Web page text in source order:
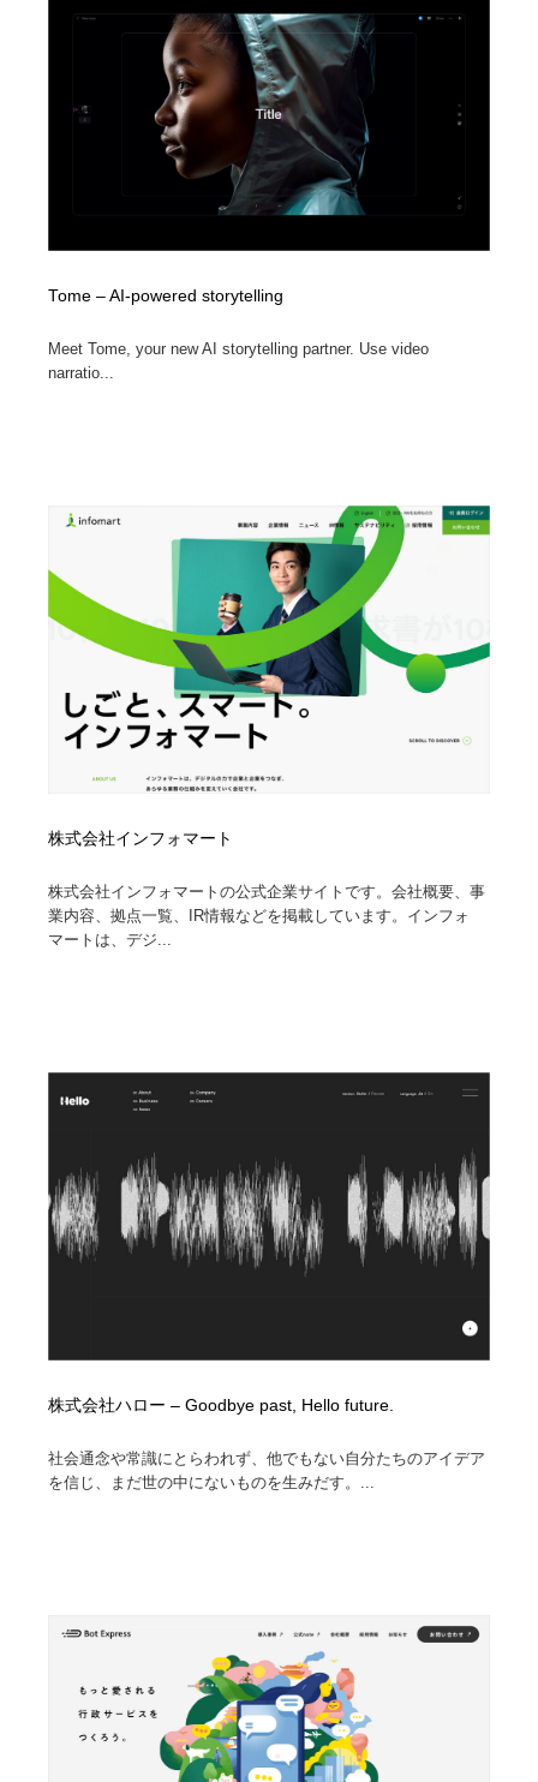
Tome – AI-powered storytelling
Meet Tome, your new AI storytelling partner. Use video
narratio...
株式会社インフォマート
株式会社インフォマートの公式企業サイトです。会社概要、事
業内容、拠点一覧、IR情報などを掲載しています。インフォ
マートは、デジ...
株式会社ハロー – Goodbye past, Hello future.
社会通念や常識にとらわれず、他でもない自分たちのアイデア
を信じ、まだ世の中にないものを生みだす。...